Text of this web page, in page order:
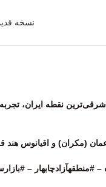
نسخه
نقطه ایران، تجربه
(مکران) و اقیانوس هند
–